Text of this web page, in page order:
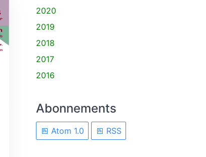
2020
2019
2018
2017
2016
Abonnements
Atom 1.0 RSS